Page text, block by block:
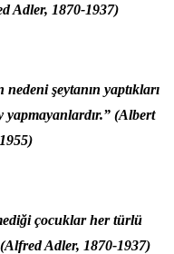
Adler, 1870-1937)
şeytanın yaptıkları
yapmayanlardır.” (Albert
çocuklar her türlü
Adler, 1870-1937)